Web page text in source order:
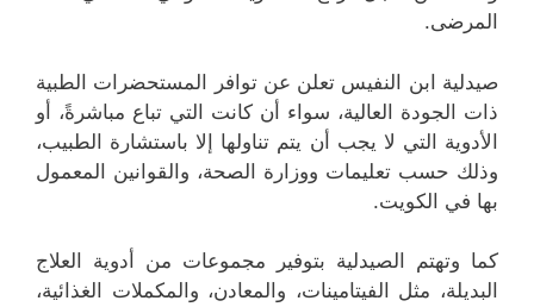
المرضى.
صيدلية ابن النفيس تعلن عن توافر المستحضرات الطبية
ذات الجودة العالية، سواء أن كانت التي تباع مباشرةً، أو
الأدوية التي لا يجب أن يتم تناولها إلا باستشارة الطبيب،
وذلك حسب تعليمات ووزارة الصحة، والقوانين المعمول
بها في الكويت.
كما وتهتم الصيدلية بتوفير مجموعات من أدوية العلاج
البديلة، مثل الفيتامينات، والمعادن، والمكملات الغذائية،